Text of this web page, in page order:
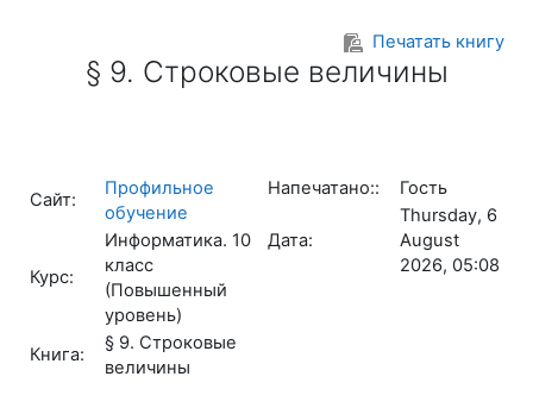
Печатать книгу
§ 9. Строковые величины
Сайт:
Профильное
обучение
Курс:
Информатика. 10
класс
(Повышенный
уровень)
Книга:
§ 9. Строковые
величины
Напечатано:: Гость
Дата:
Thursday, 6
August
2026, 05:08